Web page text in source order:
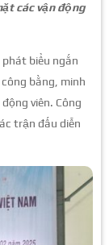
các vận động
biểu ngắn
bằng, minh
viên. Công
trận đấu diễn